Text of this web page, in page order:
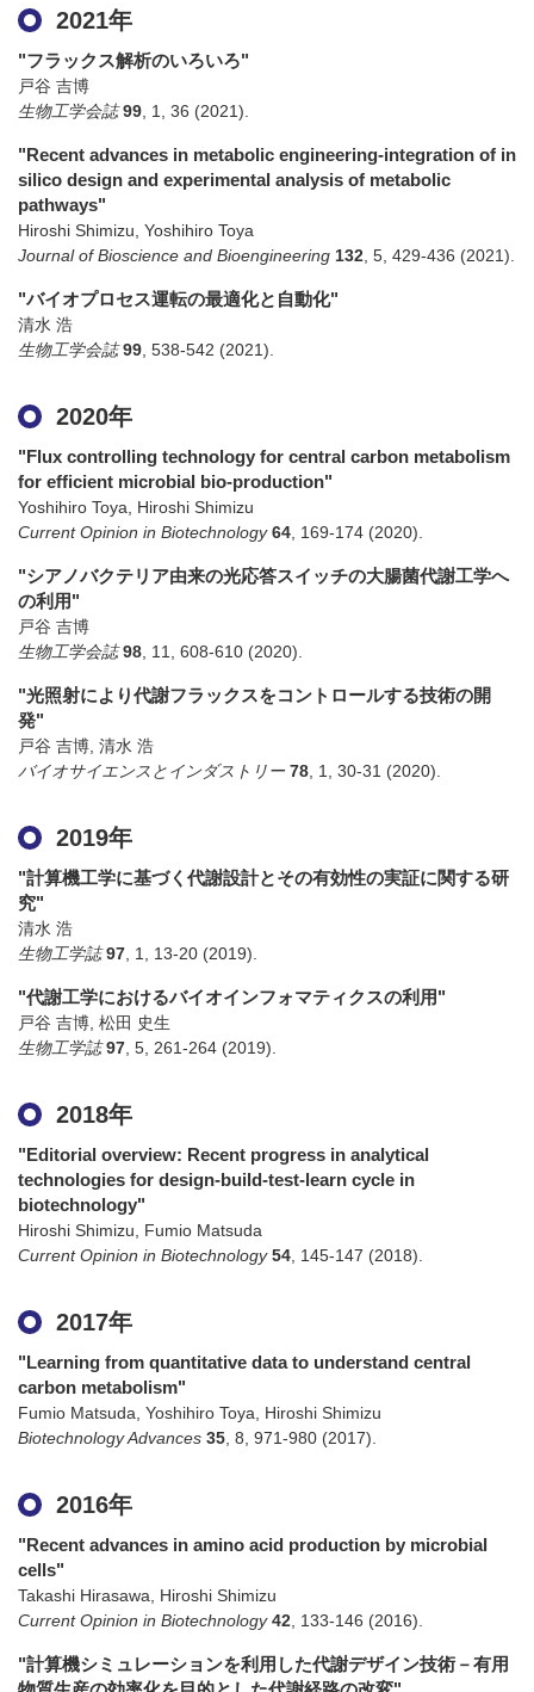
2021年
"フラックス解析のいろいろ"
戸谷 吉博
生物工学会誌 99 1 36 (2021)
"Recent advances in metabolic engineering-integration of in
silico design and experimental analysis of metabolic
pathways"
Hiroshi Shimizu, Yoshihiro Toya
Journal of Bioscience and Bioengineering 132 5 429-436 (2021)
"バイオプロセス運転の最適化と自動化"
清水 浩
生物工学会誌 99 538-542 (2021)
2020年
"Flux controlling technology for central carbon metabolism
for efficient microbial bio-production"
Yoshihiro Toya, Hiroshi Shimizu
Current Opinion in Biotechnology 64 169-174 (2020)
"シアノバクテリア由来の光応答スイッチの大腸菌代謝工学へ
の利用"
戸谷 吉博
生物工学会誌 98 11 608-610 (2020)
"光照射により代謝フラックスをコントロールする技術の開
発"
戸谷 吉博, 清水 浩
バイオサイエンスとインダストリー 78 1 30-31 (2020)
2019年
"計算機工学に基づく代謝設計とその有効性の実証に関する研
究"
清水 浩
生物工学誌 97 1 13-20 (2019)
"代謝工学におけるバイオインフォマティクスの利用"
戸谷 吉博, 松田 史生
生物工学誌 97 5 261-264 (2019)
2018年
"Editorial overview: Recent progress in analytical
technologies for design-build-test-learn cycle in
biotechnology"
Hiroshi Shimizu, Fumio Matsuda
Current Opinion in Biotechnology 54 145-147 (2018)
2017年
"Learning from quantitative data to understand central
carbon metabolism"
Fumio Matsuda, Yoshihiro Toya, Hiroshi Shimizu
Biotechnology Advances 35 8 971-980 (2017)
2016年
"Recent advances in amino acid production by microbial
cells"
Takashi Hirasawa, Hiroshi Shimizu
Current Opinion in Biotechnology 42 133-146 (2016)
"計算機シミュレーションを利用した代謝デザイン技術－有用